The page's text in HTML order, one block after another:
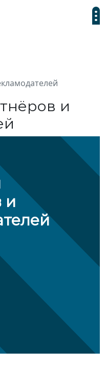
и
и